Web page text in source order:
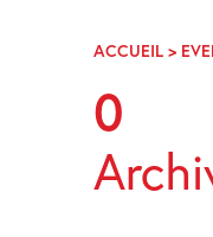
NavigationACCUEIL >
0